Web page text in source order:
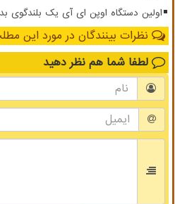
اولین دستگاه اوپن ای آی یک بلندگوی
نظرات بینندگان در مورد این
لطفا شما هم نظر دهید